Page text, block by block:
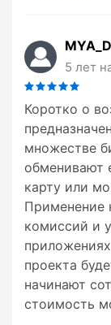
5 лет
Коротко о
множестве
обменивают
карту или
Применение
комиссий и
проекта
начинают
стоимость